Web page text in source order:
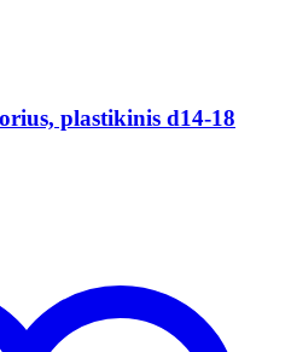
plastikinis d14-18